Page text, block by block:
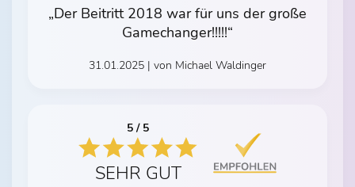
„Der Beitritt 2018 war für uns der große
Gamechanger!!!!!“
31.01.2025 | von Michael Waldinger
5 / 5
SEHR GUT